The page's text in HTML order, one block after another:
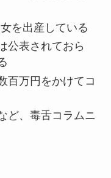
を出産している
公表されておら
百万円をかけてコ
ど、毒舌コラムニ